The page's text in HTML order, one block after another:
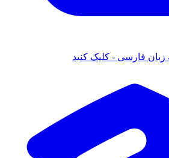
فارسی - کلیک کنید